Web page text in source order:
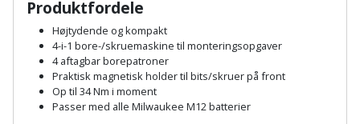
Sternbeklædning
tagplader
Palleløfter
Polsøger
Profilsaks
Industristøvsuger
Kantfræser
Kantlimer
Højbede
Højtaler
Hylder
Produktfordele
Højtydende og kompakt
4-i-1 bore-/skruemaskine til monteringsopgaver
4 aftagbar borepatroner
Praktisk magnetisk holder til bits/skruer på front
Op til 34 Nm i moment
Passer med alle Milwaukee M12 batterier